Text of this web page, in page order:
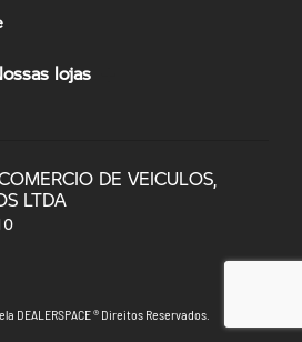
lojas
DE VEICULOS,
LTDA
DEALERSPACE ® Direitos Reservados.